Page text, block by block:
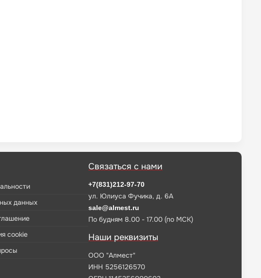
данных
cookie
Связаться с нами
+7(831)212-97-70
ул. Юлиуса Фучика, д. 6А
sale@almest.ru
По будням 8.00 - 17.00 (по МСК)
Наши реквизиты
ООО "Алмест"
ИНН 5256126570